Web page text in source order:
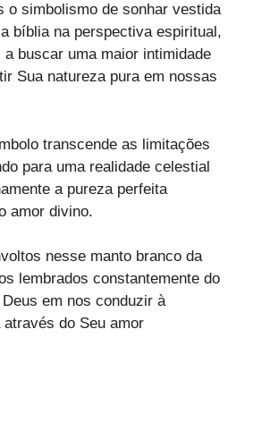
o simbolismo de sonhar vestida
bíblia na perspectiva espiritual,
buscar uma maior intimidade
Sua natureza pura em nossas
transcende as limitações
para uma realidade celestial
a pureza perfeita
amor divino.
nesse manto branco da
lembrados constantemente do
em nos conduzir à
do Seu amor